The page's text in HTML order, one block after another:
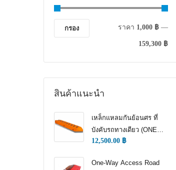
กรอง ราคา 1,000 ฿ —
159,300 ฿
สินค้าแนะนำ
เหล็กแหลมกันย้อนศร ที่
บังคับรถทางเดียว (ONE
WAY TRAFFIC
12,500.00 ฿
One-Way Access Road